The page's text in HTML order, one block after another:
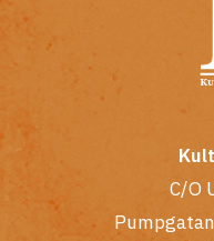
C/O